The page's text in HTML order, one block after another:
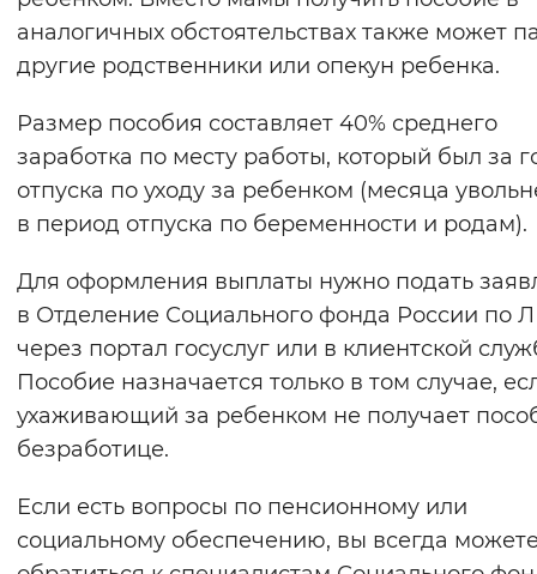
аналогичных обстоятельствах также может
другие родственники или опекун ребенка.
Размер пособия составляет 40% среднего
заработка по месту работы, который был за
отпуска по уходу за ребенком (месяца
в период отпуска по беременности и родам).
Для оформления выплаты нужно подать
в Отделение Социального фонда России по
через портал госуслуг или в клиентской
Пособие назначается только в том случае,
ухаживающий за ребенком не получает
безработице.
Если есть вопросы по пенсионному или
социальному обеспечению, вы всегда